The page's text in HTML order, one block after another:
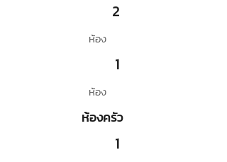
2
ห้อง
1
ห้อง
ห้องครัว
1